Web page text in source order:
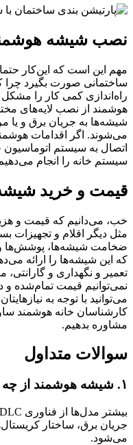
نصب شیشه
مهم این است که این‌کار
ساختمانی صورت بگیرد چرا
راه‌اندازی کمی کار را
هوشمند از نصب لایه‌های
شیشه‌ها به جریان برق و یا
می‌شوند. اگر اقدامات
اتصال به سیستم اتوماسیون
سیستم خانه را انجام
قیمت و خرید
خب، می‌دانیم که قیمت و
مثل دیگر اقلام و تجهیزات
ضخامت شیشه‌ها، پوشش‌ها و
که این شیشه‌ها را ارائه
تعمیر و نگهداری و
نمی‌توانیم قیمت تمام‌شده و
می‌توانید با توجه به
کارشناسان خانه هوشمند
مشاوره بدهیم.
سوالات متداول
۱. شیشه هوشمند از چه تکنولوژی استفاده می‌کند؟
جریان برق، ساختار
می‌شود.